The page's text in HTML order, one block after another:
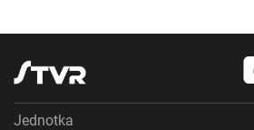
Jednotka